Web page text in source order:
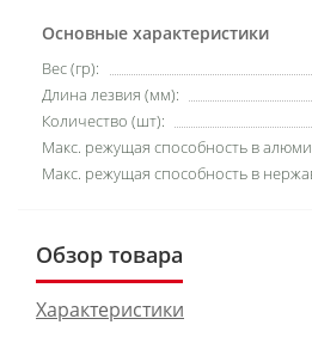
Основные характеристики
Вес (гр):
Длина лезвия (мм):
Количество (шт):
Макс. режущая способность в
Макс. режущая способность в
Обзор товара
Характеристики